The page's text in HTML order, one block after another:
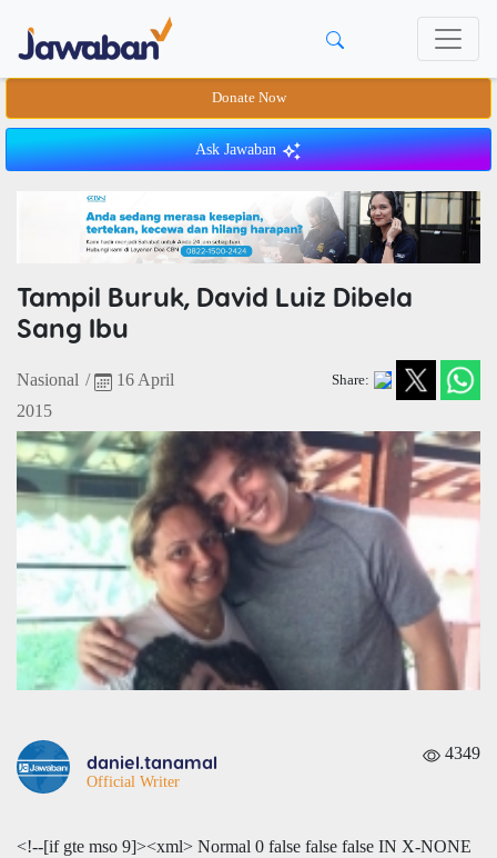
Donate Now
Ask Jawaban
Tampil Buruk, David Luiz Dibela
Sang Ibu
Nasional /
16 April
2015
Share:
daniel.tanamal
Official Writer
4349
<!--[if gte mso 9]><xml> Normal 0 false false false IN X-NONE